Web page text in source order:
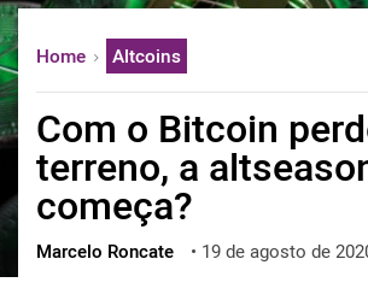
中文
한국어
العربية
ქართული
Home Altcoins
Com o Bitcoin
terreno, a
começa?
Marcelo Roncate • 19 de agosto de